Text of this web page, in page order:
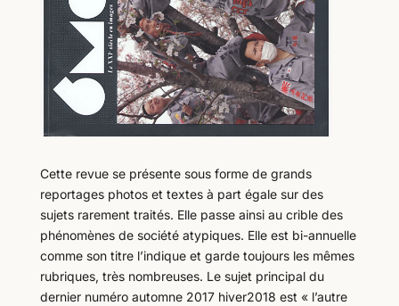
Cette revue se présente sous forme de grands
reportages photos et textes à part égale sur des
sujets rarement traités. Elle passe ainsi au crible des
phénomènes de société atypiques. Elle est bi-annuelle
comme son titre l’indique et garde toujours les mêmes
rubriques, très nombreuses. Le sujet principal du
dernier numéro automne 2017 hiver2018 est « l’autre